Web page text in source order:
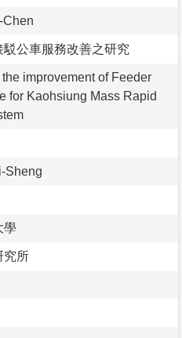
Chen
駁公車服務改善之研究
improvement of Feeder
for Kaohsiung Mass Rapid
Sheng
學
究所